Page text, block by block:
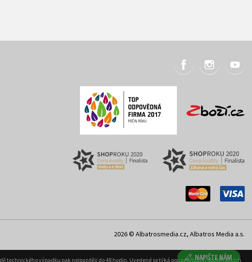
NAPIŠTE NÁM
2026 © Albatrosmedia.cz, Albatros Media a.s.
výpadku pak nejpozději do 48 hodin. Uvedené se týká pouze případů podléhajících